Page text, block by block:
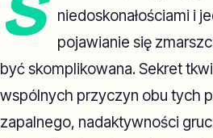
niedoskonałościami i
pojawianie się
być skomplikowana. Sekret
wspólnych przyczyn obu tych
zapalnego, nadaktywności